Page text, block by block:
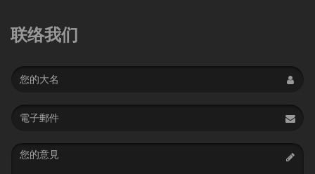
联络我们
Name
Email
address
Message